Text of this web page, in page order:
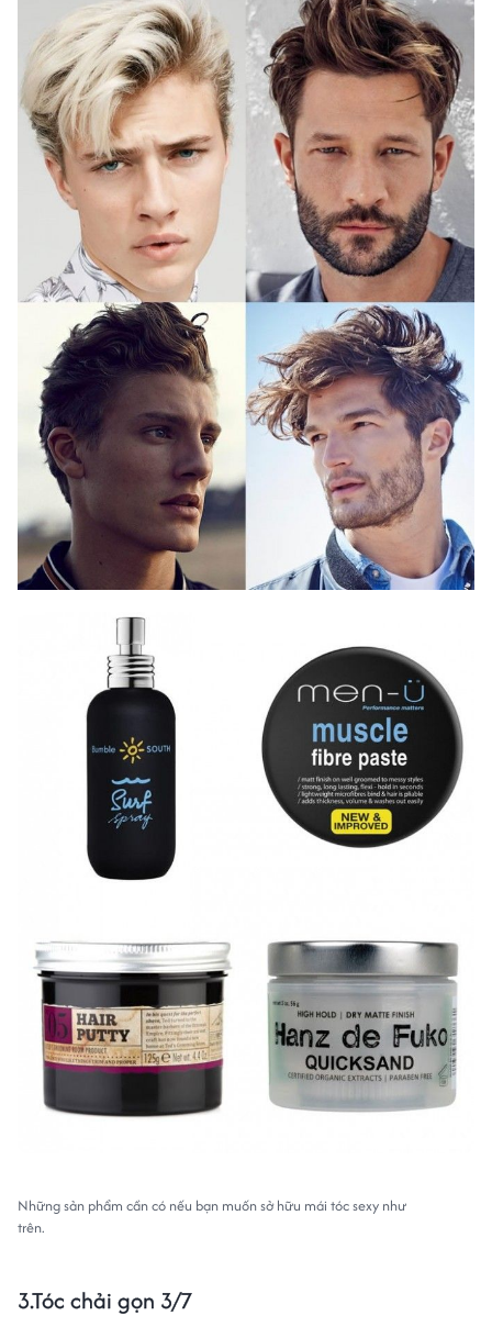
Những sản phẩm cần có nếu bạn muốn sở hữu mái tóc sexy như
trên.
3.Tóc chải gọn 3/7